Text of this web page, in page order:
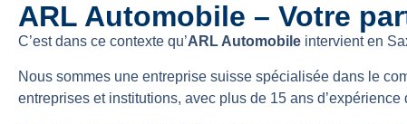
ARL Automobile – Votre
C’est dans ce contexte qu’ARL Automobile intervient en
Nous sommes une entreprise suisse spécialisée dans le
entreprises et institutions, avec plus de 15 ans d’expérience